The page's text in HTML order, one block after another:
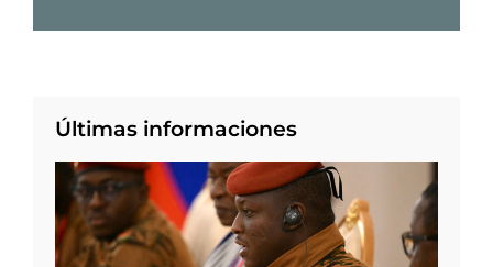
Últimas informaciones